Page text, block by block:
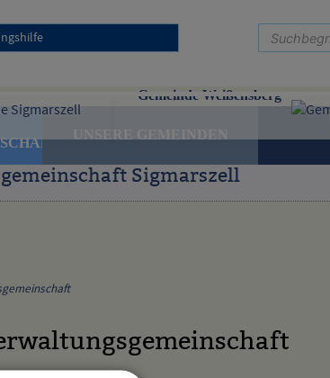
Gemeinde Weißensberg
Sigmarszell